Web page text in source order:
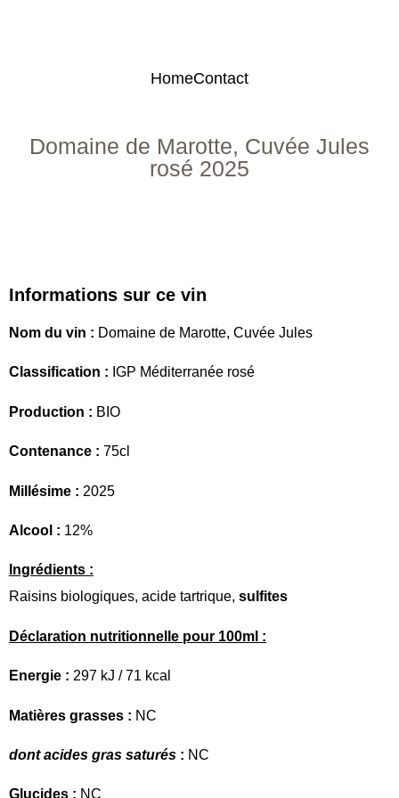
HomeContact
Domaine de Marotte, Cuvée Jules
rosé 2025
Informations sur ce vin
Nom du vin : Domaine de Marotte, Cuvée Jules
Classification : IGP Méditerranée rosé
Production : BIO
Contenance : 75cl
Millésime : 2025
Alcool : 12%
Ingrédients :
Raisins biologiques, acide tartrique, sulfites
Déclaration nutritionnelle pour 100ml :
Energie : 297 kJ / 71 kcal
Matières grasses : NC
dont acides gras saturés : NC
Glucides : NC